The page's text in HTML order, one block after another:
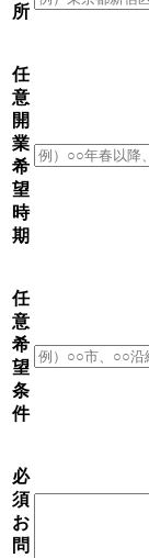
所
任
意
開
業
希
望
時
期
任
意
希
望
条
件
必
須
お
問